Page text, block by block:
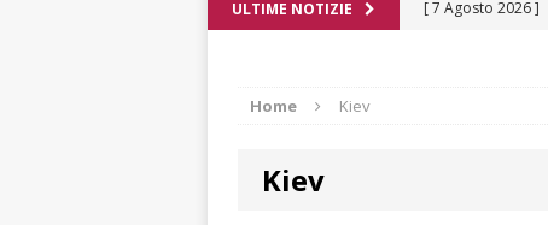
ULTIME NOTIZIE [ 7 Agosto 2026 ]
Home Kiev
Kiev